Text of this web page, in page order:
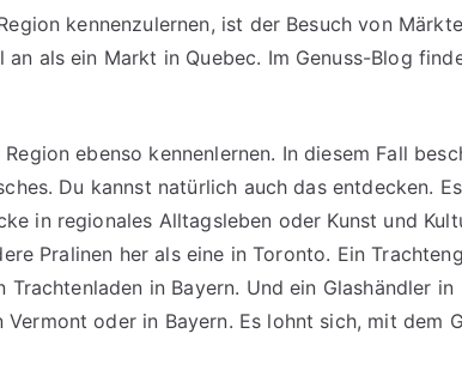
kennenzulernen, ist der Besuch von
als ein Markt in Quebec. Im Genuss-Blog
ebenso kennenlernen. In diesem Fall
Du kannst natürlich auch das entdecken.
in regionales Alltagsleben oder Kunst und
Pralinen her als eine in Toronto. Ein
in Bayern. Und ein Glashändler in
oder in Bayern. Es lohnt sich, mit dem